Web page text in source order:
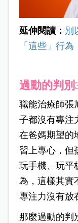
延伸閱讀： 別
「這些」行
過動的判別
職能治療師張
子都沒有專注
在爸媽期望的
習上專心，但
玩手機、玩平
為，這樣其實
專注力沒有放
那麼過動的判